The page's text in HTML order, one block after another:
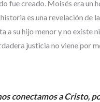
fue creado. Moisés era un
es una revelación de
a su hijo menor y no existe
justicia no viene por
conectamos a Cristo,